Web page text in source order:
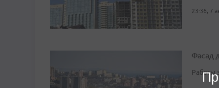
23:36, 7
Фасад
Работы